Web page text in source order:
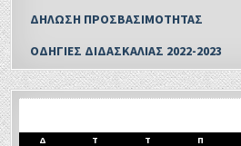
ΔΗΛΩΣΗ ΠΡΟΣΒΑΣΙΜΟΤΗΤΑΣ
ΟΔΗΓΙΕΣ ΔΙΔΑΣΚΑΛΙΑΣ 2022-2023
Δ Τ Τ Π